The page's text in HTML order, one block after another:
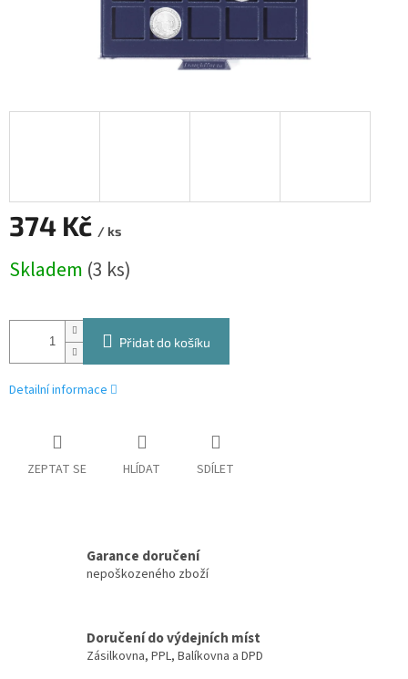
374 Kč / ks
cena:
Skladem (3 ks)
Přidat do košíku
Detailní informace
ZEPTAT SE HLÍDAT SDÍLET
Garance doručení
nepoškozeného zboží
Doručení do výdejních míst
Zásilkovna, PPL, Balíkovna a DPD